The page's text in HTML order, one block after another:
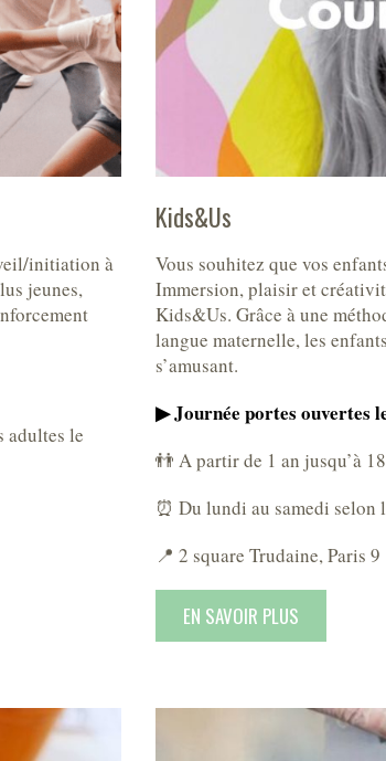
initiation à
jeunes,
adultes le
Kids&Us
Vous souhitez que vos
Immersion, plaisir et
Kids&Us. Grâce à une
langue maternelle, les
s’amusant.
▶︎ Journée portes ouvertes
👬 A partir de 1 an jusqu’à
⏰ Du lundi au samedi selon
📍 2 square Trudaine, Paris 9
EN SAVOIR PLUS